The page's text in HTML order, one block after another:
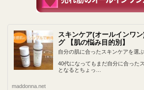
スキンケア(オールインワ
グ 【肌の悩み目的別】
自分の肌に合ったスキンケアを選
40代になってもまだ自分に合った
となるとちょっ…
maddonna.net